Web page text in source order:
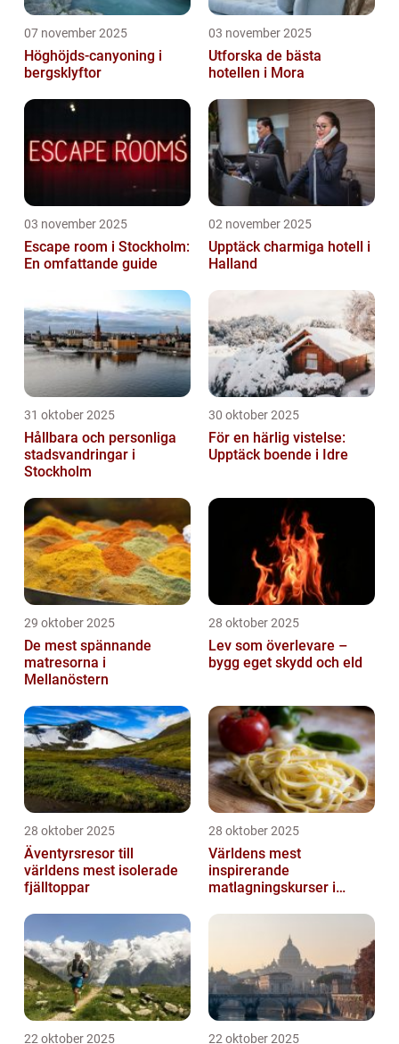
07 november 2025
Höghöjds-canyoning i
bergsklyftor
03 november 2025
Utforska de bästa
hotellen i Mora
03 november 2025
Escape room i Stockholm:
En omfattande guide
02 november 2025
Upptäck charmiga hotell i
Halland
31 oktober 2025
Hållbara och personliga
stadsvandringar i
Stockholm
30 oktober 2025
För en härlig vistelse:
Upptäck boende i Idre
29 oktober 2025
De mest spännande
matresorna i
Mellanöstern
28 oktober 2025
Lev som överlevare –
bygg eget skydd och eld
28 oktober 2025
Äventyrsresor till
världens mest isolerade
fjälltoppar
28 oktober 2025
Världens mest
inspirerande
matlagningskurser i
22 oktober 2025 22 oktober 2025